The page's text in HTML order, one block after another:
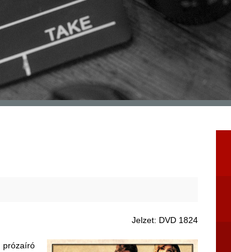
Jelzet: DVD 1824
prózaíró